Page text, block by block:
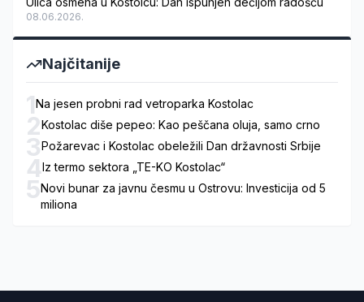
08.06.2026.
Najčitanije
1Na jesen probni rad vetroparka Kostolac
2Kostolac diše pepeo: Kao peščana oluja, samo crno
3Požarevac i Kostolac obeležili Dan državnosti Srbije
4Iz termo sektora „TE-KO Kostolac“
5Novi bunar za javnu česmu u Ostrovu: Investicija od 5
miliona